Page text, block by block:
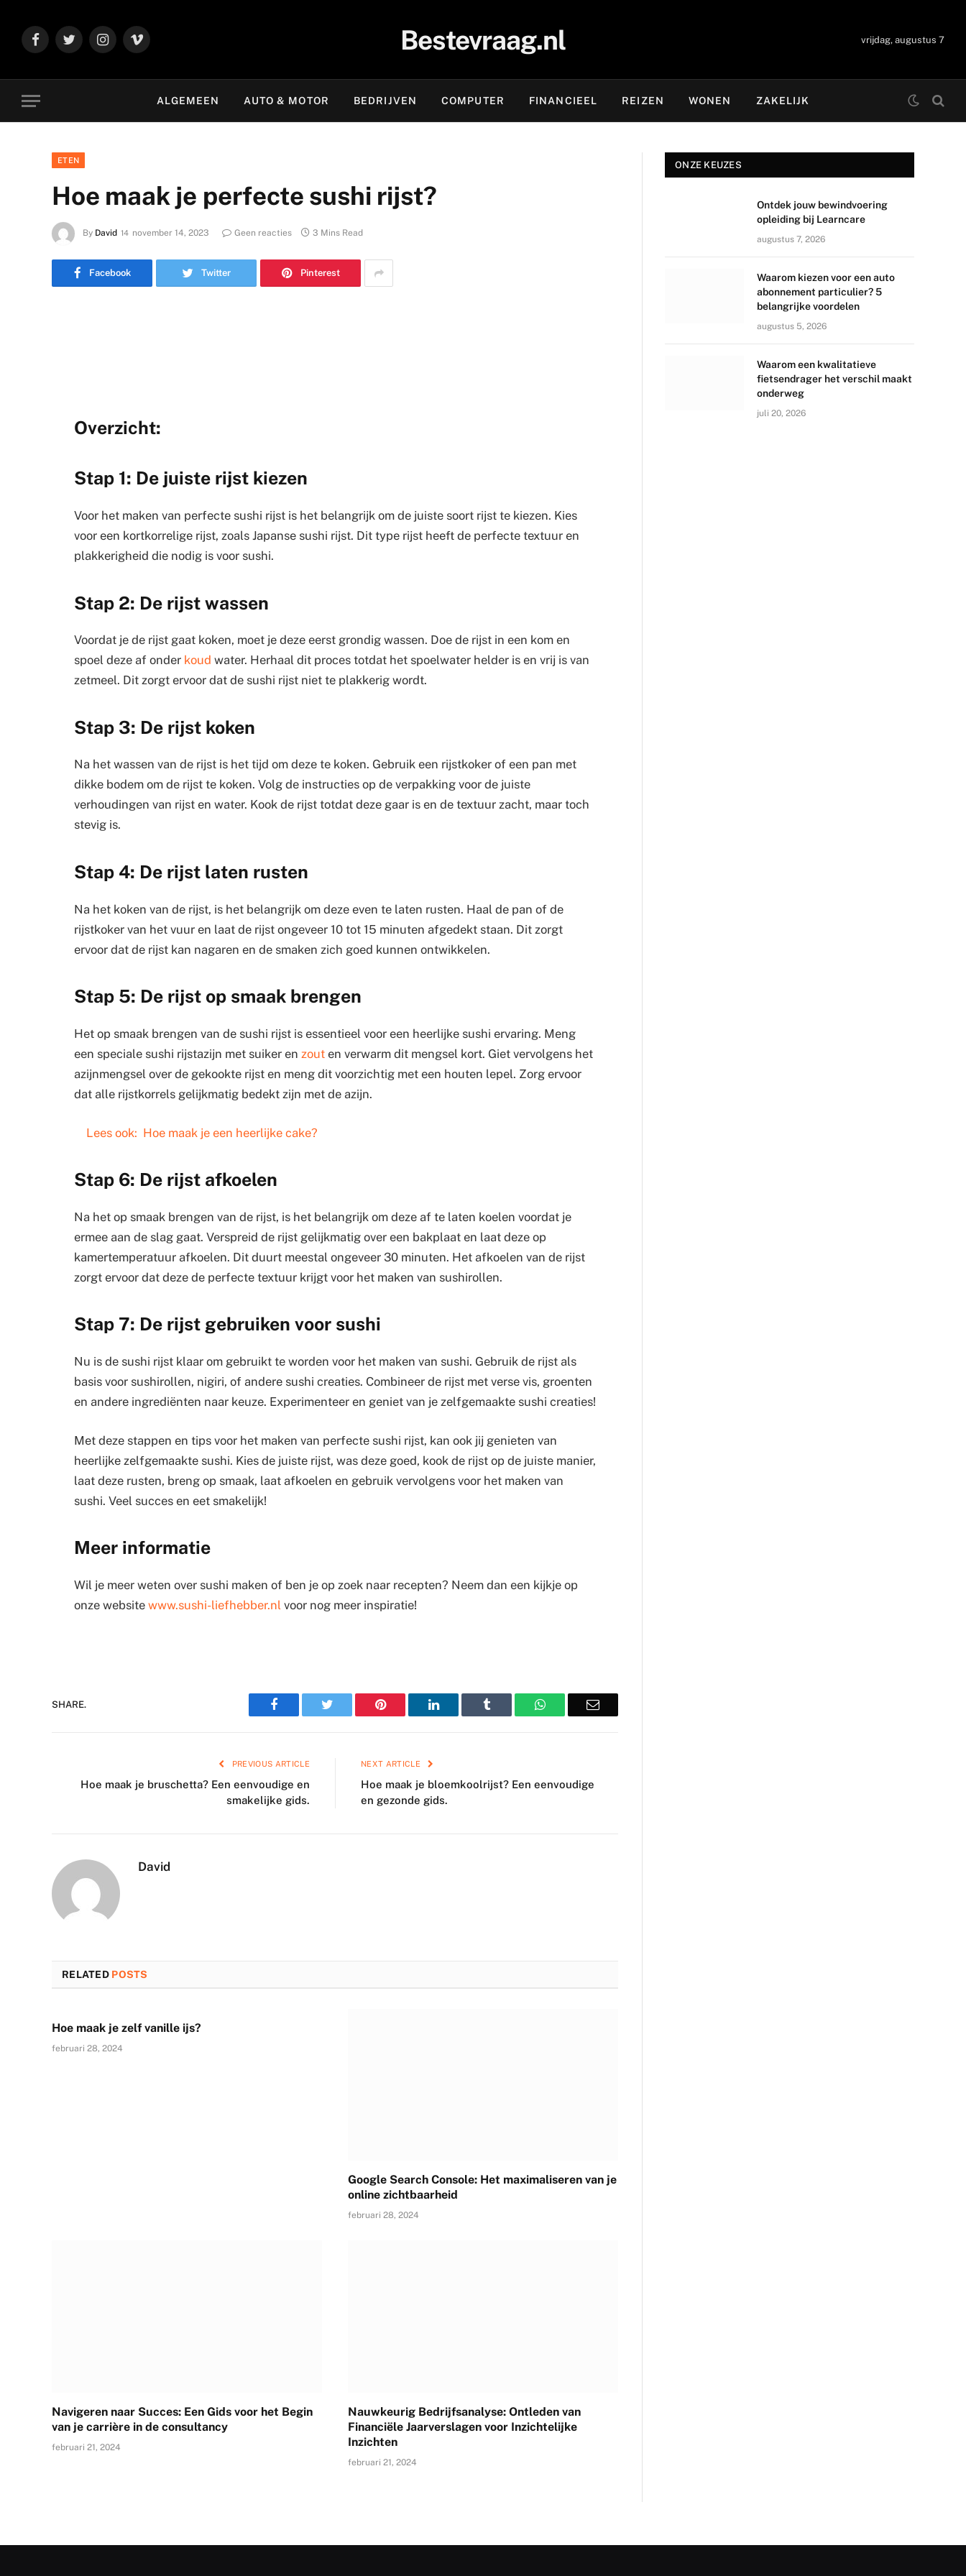
FacebookTwitter Instagram
Vimeo Bestevraag.nl vrijdag, augustus 7
ALGEMEEN AUTO & MOTOR BEDRIJVEN COMPUTER FINANCIEEL REIZEN WONEN ZAKELIJK
ETEN
Hoe maak je perfecte sushi rijst?
By David november 14, 2023 Geen reacties 3 Mins Read
Facebook Twitter Pinterest
Overzicht:
Stap 1: De juiste rijst kiezen
Voor het maken van perfecte sushi rijst is het belangrijk om de juiste soort rijst te kiezen. Kies
voor een kortkorrelige rijst, zoals Japanse sushi rijst. Dit type rijst heeft de perfecte textuur en
plakkerigheid die nodig is voor sushi.
Stap 2: De rijst wassen
Voordat je de rijst gaat koken, moet je deze eerst grondig wassen. Doe de rijst in een kom en
spoel deze af onder koud water. Herhaal dit proces totdat het spoelwater helder is en vrij is van
zetmeel. Dit zorgt ervoor dat de sushi rijst niet te plakkerig wordt.
Stap 3: De rijst koken
Na het wassen van de rijst is het tijd om deze te koken. Gebruik een rijstkoker of een pan met
dikke bodem om de rijst te koken. Volg de instructies op de verpakking voor de juiste
verhoudingen van rijst en water. Kook de rijst totdat deze gaar is en de textuur zacht, maar toch
stevig is.
Stap 4: De rijst laten rusten
Na het koken van de rijst, is het belangrijk om deze even te laten rusten. Haal de pan of de
rijstkoker van het vuur en laat de rijst ongeveer 10 tot 15 minuten afgedekt staan. Dit zorgt
ervoor dat de rijst kan nagaren en de smaken zich goed kunnen ontwikkelen.
Stap 5: De rijst op smaak brengen
Het op smaak brengen van de sushi rijst is essentieel voor een heerlijke sushi ervaring. Meng
een speciale sushi rijstazijn met suiker en zout en verwarm dit mengsel kort. Giet vervolgens het
azijnmengsel over de gekookte rijst en meng dit voorzichtig met een houten lepel. Zorg ervoor
dat alle rijstkorrels gelijkmatig bedekt zijn met de azijn.
Lees ook: Hoe maak je een heerlijke cake?
Stap 6: De rijst afkoelen
Na het op smaak brengen van de rijst, is het belangrijk om deze af te laten koelen voordat je
ermee aan de slag gaat. Verspreid de rijst gelijkmatig over een bakplaat en laat deze op
kamertemperatuur afkoelen. Dit duurt meestal ongeveer 30 minuten. Het afkoelen van de rijst
zorgt ervoor dat deze de perfecte textuur krijgt voor het maken van sushirollen.
Stap 7: De rijst gebruiken voor sushi
Nu is de sushi rijst klaar om gebruikt te worden voor het maken van sushi. Gebruik de rijst als
basis voor sushirollen, nigiri, of andere sushi creaties. Combineer de rijst met verse vis, groenten
en andere ingrediënten naar keuze. Experimenteer en geniet van je zelfgemaakte sushi creaties!
Met deze stappen en tips voor het maken van perfecte sushi rijst, kan ook jij genieten van
heerlijke zelfgemaakte sushi. Kies de juiste rijst, was deze goed, kook de rijst op de juiste manier,
laat deze rusten, breng op smaak, laat afkoelen en gebruik vervolgens voor het maken van
sushi. Veel succes en eet smakelijk!
Meer informatie
Wil je meer weten over sushi maken of ben je op zoek naar recepten? Neem dan een kijkje op
onze website www.sushi-liefhebber.nl voor nog meer inspiratie!
SHARE. Facebook Twitter Pinterest LinkedIn Tumblr WhatsAppEmail
PREVIOUS ARTICLE
Hoe maak je bruschetta? Een eenvoudige en
smakelijke gids.
NEXT ARTICLE
Hoe maak je bloemkoolrijst? Een eenvoudige
en gezonde gids.
David
RELATED POSTS
Hoe maak je zelf vanille ijs?
februari 28, 2024
Google Search Console: Het maximaliseren van je
online zichtbaarheid
februari 28, 2024
Navigeren naar Succes: Een Gids voor het Begin
van je carrière in de consultancy
februari 21, 2024
Nauwkeurig Bedrijfsanalyse: Ontleden van
Financiële Jaarverslagen voor Inzichtelijke
Inzichten
februari 21, 2024
ONZE KEUZES
Ontdek jouw bewindvoering
opleiding bij Learncare
augustus 7, 2026
Waarom kiezen voor een auto
abonnement particulier? 5
belangrijke voordelen
augustus 5, 2026
Waarom een kwalitatieve
fietsendrager het verschil maakt
onderweg
juli 20, 2026